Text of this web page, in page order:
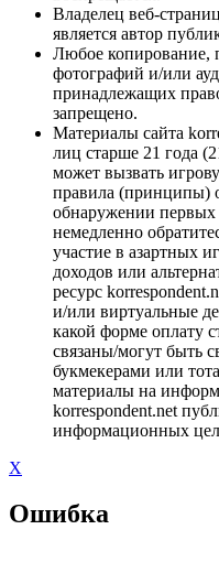
Владелец веб-
является автор
Любое копирование,
фотографий и/или
принадлежащих
запрещено.
Материалы сайта
лиц старше 21 года
может вызвать
правила (принципы)
обнаружении первых
немедленно
участие в азартных
доходов или
ресурс
и/или виртуальные
какой форме оплату
связаны/могут быть
букмекерами или
материалы на
korrespondent.net
информационных
X
Ошибка